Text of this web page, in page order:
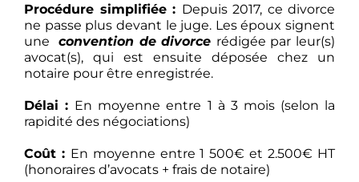
Procédure simplifiée : Depuis 2017, ce divorce
ne passe plus devant le juge. Les époux signent
uneconvention de divorce rédigée par leur(s)
avocat(s), qui est ensuite déposée chez un
notaire pour être enregistrée.
Délai : En moyenne entre 1 à 3 mois (selon la
rapidité des négociations)
Coût : En moyenne entre 1 500€ et 2.500€ HT
(honoraires d’avocats + frais de notaire)